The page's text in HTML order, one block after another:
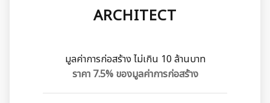
ARCHITECT
มูลค่าการก่อสร้าง ไม่เกิน 10 ล้านบาท
ราคา 7.5% ของมูลค่าการก่อสร้าง